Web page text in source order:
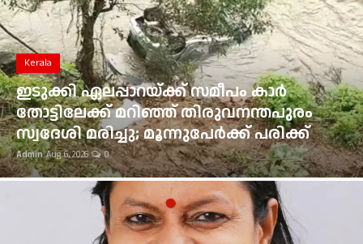
Gulf News
Loksabha Election 2024
Technology
Health
Jobs Mall
Kerala
ഇടുക്കി ഏലപ്പാറയ്ക്ക് സമീപം കാർ
തോട്ടിലേക്ക് മറിഞ്ഞ് തിരുവനന്തപുരം
സ്വദേശി മരിച്ചു; മൂന്നുപേർക്ക് പരിക്ക്
Admin Aug 6, 2026 0